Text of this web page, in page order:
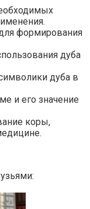
формирования
дуба
дуба в
и его значение
коры,